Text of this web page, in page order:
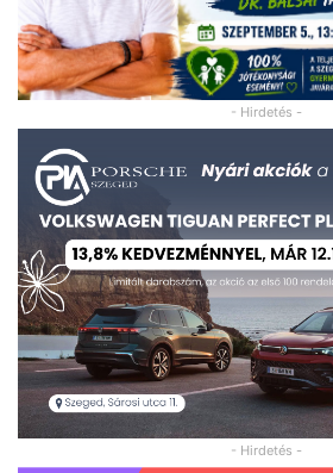
- Hirdetés -
- Hirdetés -